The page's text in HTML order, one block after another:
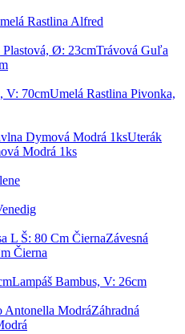
Rastlina Alfred
Trávová Guľa
Umelá Rastlina Pivonka,
Uterák
Modrá 1ks
Závesná
Čierna
Lampáš Bambus, V: 26cm
Záhradná